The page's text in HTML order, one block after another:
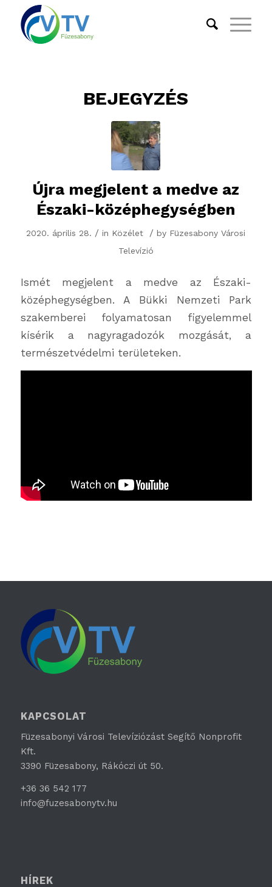
BEJEGYZÉS
Újra megjelent a medve az
Északi-középhegységben
2020. április 28. / in Közélet / by Füzesabony Városi
Televízió
Ismét megjelent a medve az Északi-
középhegységben. A Bükki Nemzeti Park
szakemberei folyamatosan figyelemmel
kísérik a nagyragadozók mozgását, a
természetvédelmi területeken.
KAPCSOLAT
Füzesabonyi Városi Televíziózást Segítő Nonprofit
Kft.
3390 Füzesabony, Rákóczi út 50.
+36 36 542 177
info@fuzesabonytv.hu
HÍREK